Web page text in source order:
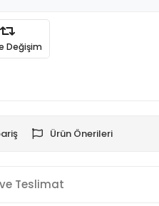
Değişim
Ürün Önerileri
Teslimat